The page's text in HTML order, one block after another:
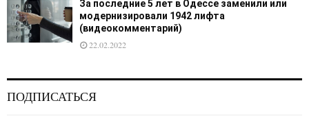
За последние 5 лет в Одессе заменили или
модернизировали 1942 лифта
(видеокомментарий)
22.02.2022
ПОДПИСАТЬСЯ